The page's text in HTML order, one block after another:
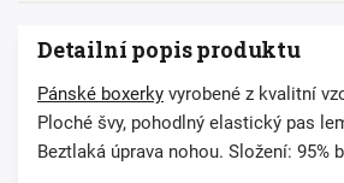
Detailní popis produktu
Pánské boxerky vyrobené z kvalitní
Ploché švy, pohodlný elastický pas
Beztlaká úprava nohou. Složení: 95%